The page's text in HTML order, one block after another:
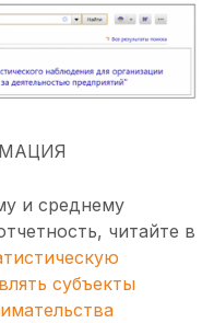
и среднему
читайте в
субъекты